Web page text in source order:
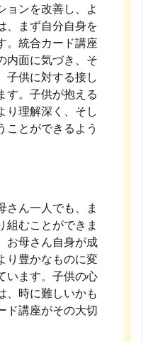
ョンを改善し、よ
、まず自分自身を
。統合カード講座
内面に気づき、そ
子供に対する接し
す。子供が抱える
り理解深く、そし
ことができるよう
さん一人でも、ま
組むことができま
お母さん自身が成
り豊かなものに変
います。子供の心
、時に難しいかも
ド講座がその大切